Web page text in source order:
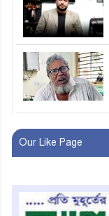
Our Like Page